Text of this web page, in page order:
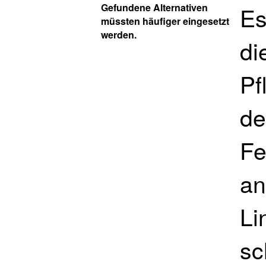
Gefundene Alternativen
müssten häufiger eingesetzt
werden.